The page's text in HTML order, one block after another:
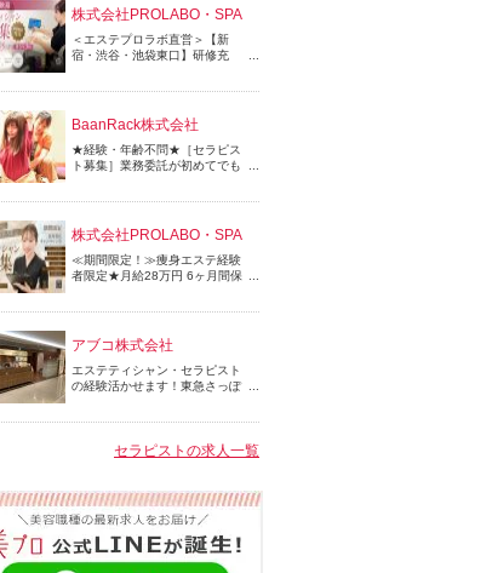
付与｜インセンティブあり｜産
休・育休の復帰率90％以上｜
株式会社PROLABO・SPA
＜エステプロラボ直営＞【新
宿・渋谷・池袋東口】研修充
BaanRack株式会社
★経験・年齢不問★［セラピス
ト募集］業務委託が初めてでも
アロマサロン♪
株式会社PROLABO・SPA
≪期間限定！≫痩身エステ経験
者限定★月給28万円 6ヶ月間保
が未経験入社で活躍／経験不
問！研修充実！
アブコ株式会社
エステティシャン・セラピスト
の経験活かせます！東急さっぽ
与／インセンティブあり／産
セラピストの求人一覧